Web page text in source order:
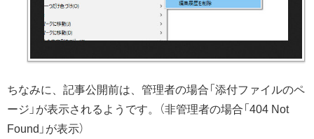
ちなみに、記事公開前は、管理者の場合「添付ファイルのペ
ージ」が表示されるようです。（非管理者の場合「404 Not
Found」が表示）